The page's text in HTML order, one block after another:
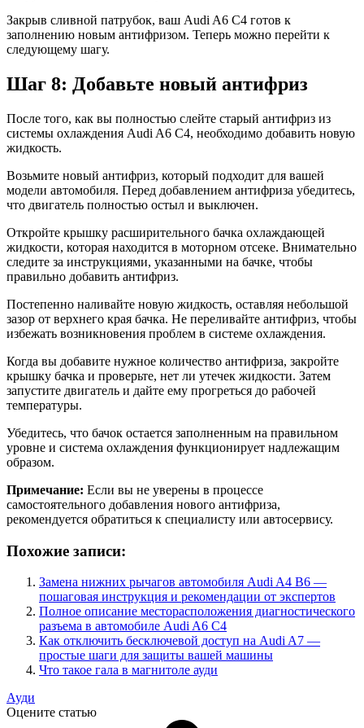
Закрыв сливной патрубок, ваш Audi A6 C4 готов к
заполнению новым антифризом. Теперь можно перейти к
следующему шагу.
Шаг 8: Добавьте новый антифриз
После того, как вы полностью слейте старый антифриз из
системы охлаждения Audi A6 C4, необходимо добавить новую
жидкость.
Возьмите новый антифриз, который подходит для вашей
модели автомобиля. Перед добавлением антифриза убедитесь,
что двигатель полностью остыл и выключен.
Откройте крышку расширительного бачка охлаждающей
жидкости, которая находится в моторном отсеке. Внимательно
следите за инструкциями, указанными на бачке, чтобы
правильно добавить антифриз.
Постепенно наливайте новую жидкость, оставляя небольшой
зазор от верхнего края бачка. Не переливайте антифриз, чтобы
избежать возникновения проблем в системе охлаждения.
Когда вы добавите нужное количество антифриза, закройте
крышку бачка и проверьте, нет ли утечек жидкости. Затем
запустите двигатель и дайте ему прогреться до рабочей
температуры.
Убедитесь, что бачок остается заполненным на правильном
уровне и система охлаждения функционирует надлежащим
образом.
Примечание: Если вы не уверены в процессе
самостоятельного добавления нового антифриза,
рекомендуется обратиться к специалисту или автосервису.
Похожие записи:
Замена нижних рычагов автомобиля Audi A4 B6 —
пошаговая инструкция и рекомендации от экспертов
Полное описание месторасположения диагностического
разъема в автомобиле Audi A6 C4
Как отключить бесключевой доступ на Audi A7 —
простые шаги для защиты вашей машины
Что такое гала в магнитоле ауди
Ауди
Оцените статью